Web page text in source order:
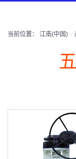
当前位置： 江南(中国) <